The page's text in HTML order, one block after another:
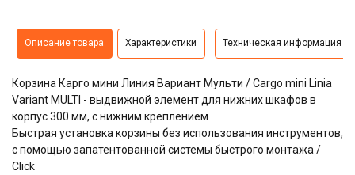
Описание товара Характеристики Техническая информация
Корзина Карго мини Линия Вариант Мульти / Cargo mini Linia
Variant MULTI - выдвижной элемент для нижних шкафов в
корпус 300 мм, с нижним креплением
​​​​​​​Быстрая установка корзины без использования инструментов,
с помощью запатентованной системы быстрого монтажа /
Click